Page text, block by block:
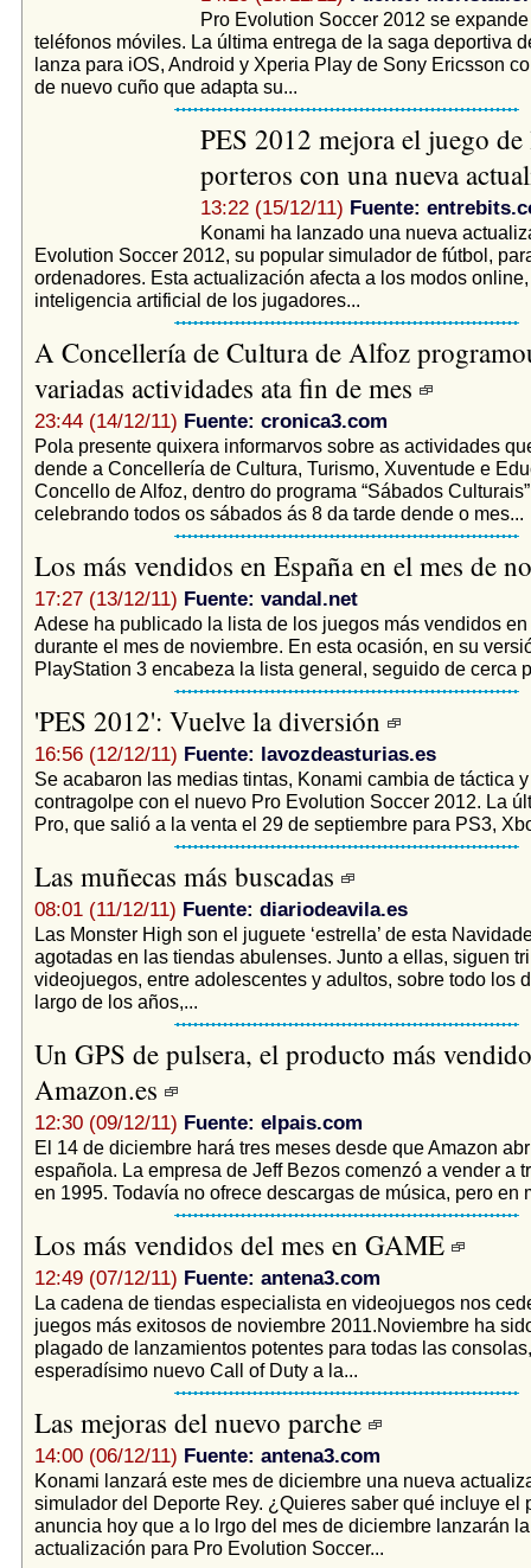
Pro Evolution Soccer 2012 se
teléfonos móviles. La última entrega de la saga deportiva
lanza para iOS, Android y Xperia Play de Sony Ericsson
de nuevo cuño que adapta su...
PES 2012 mejora el juego de
porteros con una nueva
13:22 (15/12/11) Fuente:
Konami ha lanzado una nueva
Evolution Soccer 2012, su popular simulador de fútbol,
ordenadores. Esta actualización afecta a los modos
inteligencia artificial de los jugadores...
A Concellería de Cultura de Alfoz
variadas actividades ata fin de mes
23:44 (14/12/11) Fuente: cronica3.com
Pola presente quixera informarvos sobre as actividades
dende a Concellería de Cultura, Turismo, Xuventude e
Concello de Alfoz, dentro do programa “Sábados
celebrando todos os sábados ás 8 da tarde dende o mes...
Los más vendidos en España en el mes de
17:27 (13/12/11) Fuente: vandal.net
Adese ha publicado la lista de los juegos más vendidos
durante el mes de noviembre. En esta ocasión, en su
PlayStation 3 encabeza la lista general, seguido de cerca
'PES 2012': Vuelve la diversión
16:56 (12/12/11) Fuente: lavozdeasturias.es
Se acabaron las medias tintas, Konami cambia de táctica
contragolpe con el nuevo Pro Evolution Soccer 2012. La
Pro, que salió a la venta el 29 de septiembre para PS3,
Las muñecas más buscadas
08:01 (11/12/11) Fuente: diariodeavila.es
Las Monster High son el juguete ‘estrella’ de esta
agotadas en las tiendas abulenses. Junto a ellas, siguen
videojuegos, entre adolescentes y adultos, sobre todo los
largo de los años,...
Un GPS de pulsera, el producto más
Amazon.es
12:30 (09/12/11) Fuente: elpais.com
El 14 de diciembre hará tres meses desde que Amazon
española. La empresa de Jeff Bezos comenzó a vender a
en 1995. Todavía no ofrece descargas de música, pero en
Los más vendidos del mes en GAME
12:49 (07/12/11) Fuente: antena3.com
La cadena de tiendas especialista en videojuegos nos
juegos más exitosos de noviembre 2011.Noviembre ha
plagado de lanzamientos potentes para todas las
esperadísimo nuevo Call of Duty a la...
Las mejoras del nuevo parche
14:00 (06/12/11) Fuente: antena3.com
Konami lanzará este mes de diciembre una nueva
simulador del Deporte Rey. ¿Quieres saber qué incluye el
anuncia hoy que a lo lrgo del mes de diciembre lanzarán
actualización para Pro Evolution Soccer...